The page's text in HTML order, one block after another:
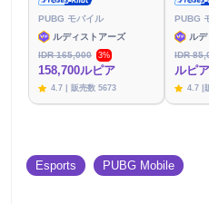
PUBG モバイル
ルディストアーズ
IDR 165,000
3%
158,700ルピア
4.7 | 販売数 5673
PUBG
ルデ
IDR
ルピ
4.7 |
Esports PUBG Mobile